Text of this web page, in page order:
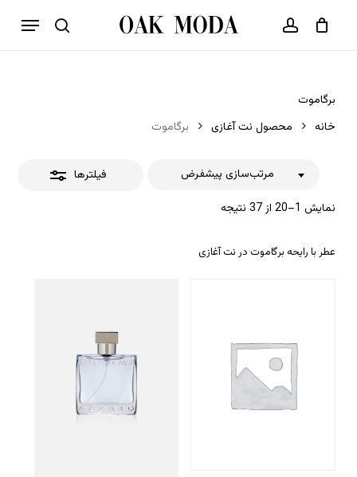
جستجو حساب کاربری
فهرست
سبد خرید بستن
برگاموت
خانه
محصول نت آغازی برگاموت
فیلترها
نمایش 1–20 از 37 نتیجه
مرتب‌سازی پیشفرض
بستن
عطر با رایحه برگاموت در نت آغازی